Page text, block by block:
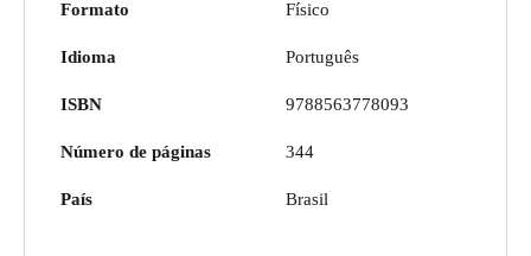
Formato Físico
Idioma Português
ISBN 9788563778093
Número de páginas 344
País Brasil